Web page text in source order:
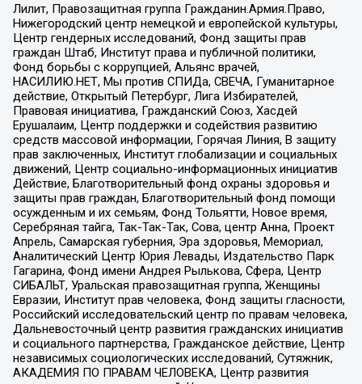
Лилит, Правозащитная группа Гражданин.Армия.Право,
Нижегородский центр немецкой и европейской культуры,
Центр гендерных исследований, Фонд защиты прав
граждан Штаб, Институт права и публичной политики,
Фонд борьбы с коррупцией, Альянс врачей,
НАСИЛИЮ.НЕТ, Мы против СПИДа, СВЕЧА, Гуманитарное
действие, Открытый Петербург, Лига Избирателей,
Правовая инициатива, Гражданский Союз, Хасдей
Ерушалаим, Центр поддержки и содействия развитию
средств массовой информации, Горячая Линия, В защиту
прав заключенных, Институт глобализации и социальных
движений, Центр социально-информационных инициатив
Действие, Благотворительный фонд охраны здоровья и
защиты прав граждан, Благотворительный фонд помощи
осужденным и их семьям, Фонд Тольятти, Новое время,
Серебряная тайга, Так-Так-Так, Сова, центр Анна, Проект
Апрель, Самарская губерния, Эра здоровья, Мемориал,
Аналитический Центр Юрия Левады, Издательство Парк
Гагарина, Фонд имени Андрея Рылькова, Сфера, Центр
СИБАЛЬТ, Уральская правозащитная группа, Женщины
Евразии, Институт прав человека, Фонд защиты гласности,
Российский исследовательский центр по правам человека,
Дальневосточный центр развития гражданских инициатив
и социального партнерства, Гражданское действие, Центр
независимых социологических исследований, Сутяжник,
АКАДЕМИЯ ПО ПРАВАМ ЧЕЛОВЕКА, Центр развития